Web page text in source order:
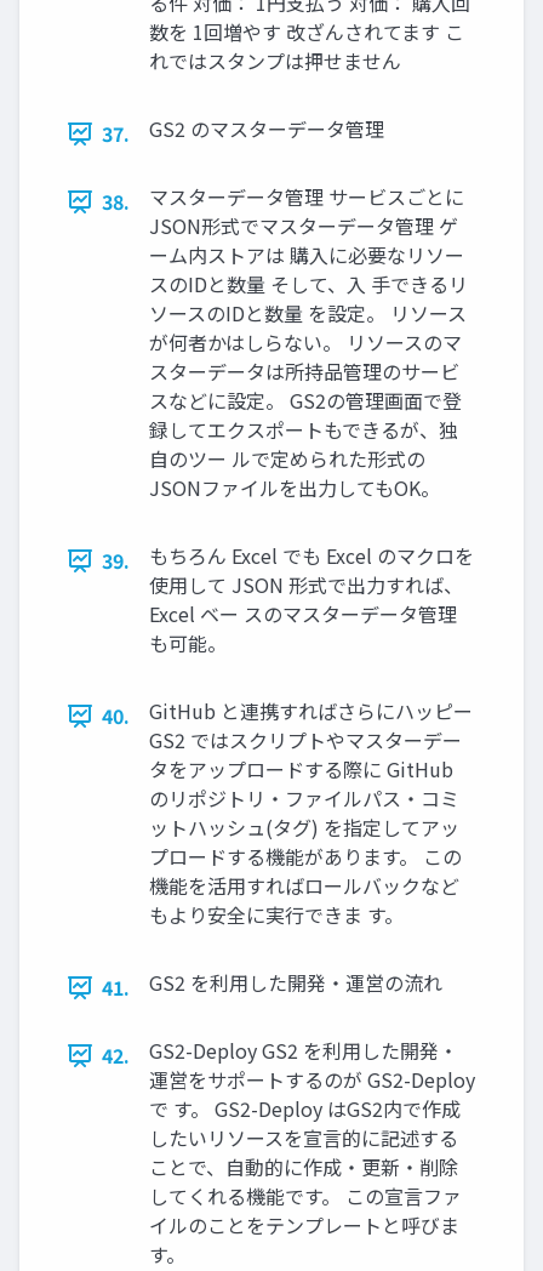
数を 1回増やす 改ざんされてます こ
れではスタンプは押せません
37. GS2 のマスターデータ管理
38.
マスターデータ管理 サービスごとに
JSON形式でマスターデータ管理 ゲ
ーム内ストアは 購⼊に必要なリソー
スのIDと数量 そして、⼊ ⼿できるリ
ソースのIDと数量 を設定。 リソース
が何者かはしらない。 リソースのマ
スターデータは所持品管理のサービ
スなどに設定。 GS2の管理画⾯で登
録してエクスポートもできるが、独
⾃のツー ルで定められた形式の
JSONファイルを出⼒してもOK。
39.
もちろん Excel でも Excel のマクロを
使⽤して JSON 形式で出⼒すれば、
Excel ベー スのマスターデータ管理
も可能。
40.
GitHub と連携すればさらにハッピー
GS2 ではスクリプトやマスターデー
タをアップロードする際に GitHub
のリポジトリ・ファイルパス・コミ
ットハッシュ(タグ) を指定してアッ
プロードする機能があります。 この
機能を活⽤すればロールバックなど
もより安全に実⾏できま す。
41. GS2 を利⽤した開発・運営の流れ
42.
GS2-Deploy GS2 を利⽤した開発・
運営をサポートするのが GS2-Deploy
で す。 GS2-Deploy はGS2内で作成
したいリソースを宣⾔的に記述する
ことで、⾃動的に作成・更新・削除
してくれる機能です。 この宣⾔ファ
イルのことをテンプレートと呼びま
す。